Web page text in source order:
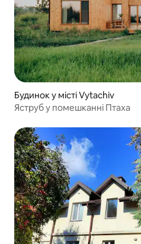
Будинок у місті Vytachiv
Яструб у помешканні Птаха